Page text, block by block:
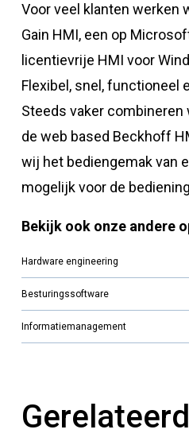
Voor veel klanten werken
Gain HMI, een op
licentievrije HMI voor
Flexibel, snel, functioneel
Steeds vaker combineren
de web based Beckhoff
wij het bediengemak van
mogelijk voor de
Bekijk ook onze andere
Hardware engineering
Besturingssoftware
Informatiemanagement